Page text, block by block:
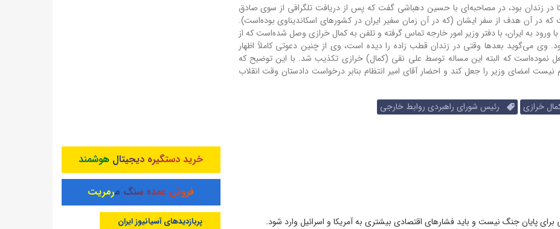
در زندان بود، در مصاحبه‌ای با حسین دهباشی گفت که پس از دریافت تلگرافی از سوی صادق
در آن هدف از سفر ایشان (که در آن زمان سفیر ایران در کشور‌های اسکاندیناوی بوده‌است).
به ایران، با دفتر وزیر امور خارجه تماس گرفته و تلفن به کمال خرازی وصل شده‌است که از
وزیر حاضر شود. وی می‌گوید بعد‌ها وقتی در زندان قطب زاده را دیده است، وی از چنین دعوتی کاملاً اظهار
نموده‌است که البته این مساله توسط علی نقی (کمال) خرازی تکذیب شد. با این توضیح که
امضای وزیر را جعل کند و احضار آقای امیر انتظام بنابر درخواست دادستان وقت انقلاب
خرازی رئیس شورای راهبردی روابط خارجی
پایان جنگ نیست و باید فشارهای اقتصادی بیشتری به آمریکا و اسرائیل وارد شود.
خرید دستگیره دیجیتال هوشمند
فروش عمده سنگ مرمریت
پربازدیدهای آسیانیوز ایران